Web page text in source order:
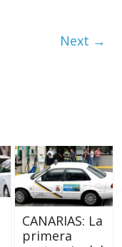
Next →
CANARIAS: La
primera